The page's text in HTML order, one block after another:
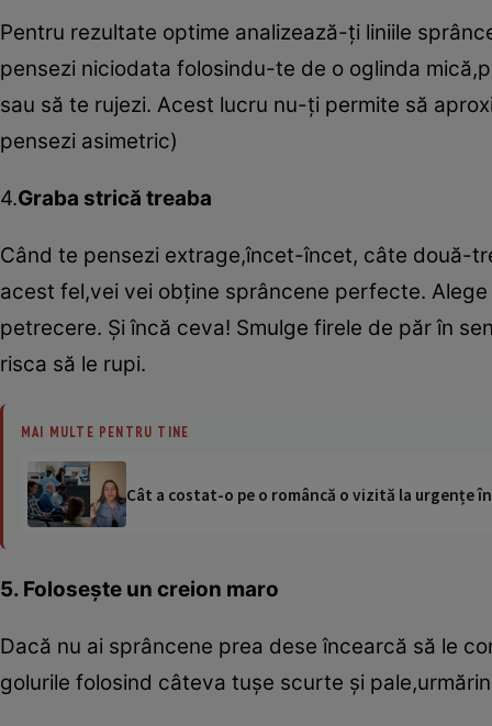
Pentru rezultate optime analizează-ţi liniile
pensezi niciodata folosindu-te de o oglinda
sau să te rujezi. Acest lucru nu-ţi permite să
pensezi asimetric)
4.Graba strică treaba
Când te pensezi extrage,încet-încet, câte două-
acest fel,vei vei obţine sprâncene perfecte.
petrecere. Şi încă ceva! Smulge firele de păr în
risca să le rupi.
MAI MULTE PENTRU TINE
Cât a costat-o pe o româncă o vizită la urgențe
5. Foloseşte un creion maro
Dacă nu ai sprâncene prea dese încearcă să le
golurile folosind câteva tuşe scurte şi